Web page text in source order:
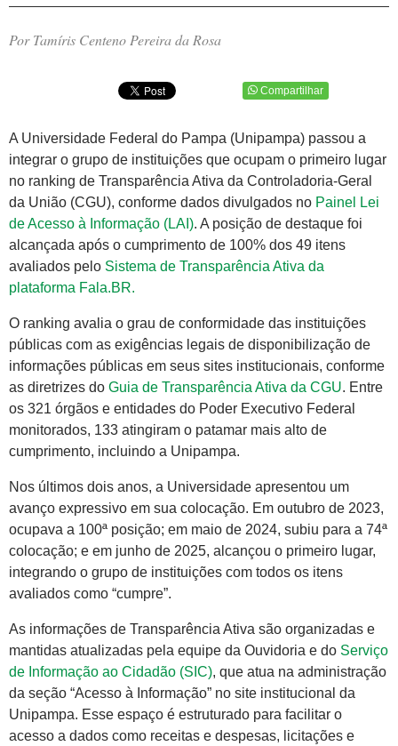
Por Tamíris Centeno Pereira da Rosa
Compartilhar
A Universidade Federal do Pampa (Unipampa) passou a
integrar o grupo de instituições que ocupam o primeiro lugar
no ranking de Transparência Ativa da Controladoria-Geral
da União (CGU), conforme dados divulgados no Painel Lei
de Acesso à Informação (LAI). A posição de destaque foi
alcançada após o cumprimento de 100% dos 49 itens
avaliados pelo Sistema de Transparência Ativa da
plataforma Fala.BR.
O ranking avalia o grau de conformidade das instituições
públicas com as exigências legais de disponibilização de
informações públicas em seus sites institucionais, conforme
as diretrizes do Guia de Transparência Ativa da CGU. Entre
os 321 órgãos e entidades do Poder Executivo Federal
monitorados, 133 atingiram o patamar mais alto de
cumprimento, incluindo a Unipampa.
Nos últimos dois anos, a Universidade apresentou um
avanço expressivo em sua colocação. Em outubro de 2023,
ocupava a 100ª posição; em maio de 2024, subiu para a 74ª
colocação; e em junho de 2025, alcançou o primeiro lugar,
integrando o grupo de instituições com todos os itens
avaliados como “cumpre”.
As informações de Transparência Ativa são organizadas e
mantidas atualizadas pela equipe da Ouvidoria e do Serviço
de Informação ao Cidadão (SIC), que atua na administração
da seção “Acesso à Informação” no site institucional da
Unipampa. Esse espaço é estruturado para facilitar o
acesso a dados como receitas e despesas, licitações e